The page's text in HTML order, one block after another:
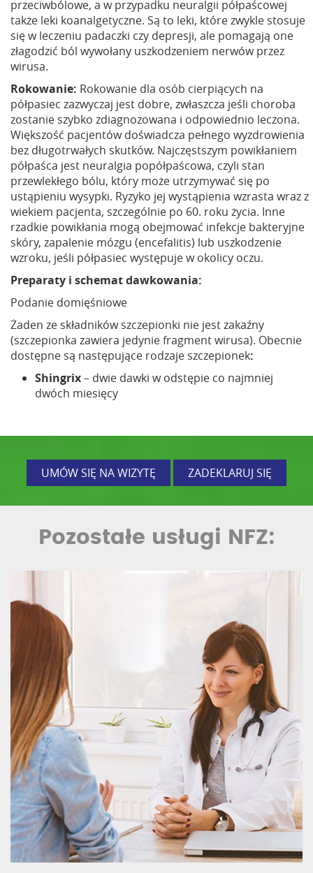
przeciwbólowe, a w przypadku neuralgii półpaścowej
także leki koanalgetyczne. Są to leki, które zwykle stosuje
się w leczeniu padaczki czy depresji, ale pomagają one
złagodzić ból wywołany uszkodzeniem nerwów przez
wirusa.
Rokowanie: Rokowanie dla osób cierpiących na
półpasiec zazwyczaj jest dobre, zwłaszcza jeśli choroba
zostanie szybko zdiagnozowana i odpowiednio leczona.
Większość pacjentów doświadcza pełnego wyzdrowienia
bez długotrwałych skutków. Najczęstszym powikłaniem
półpaśca jest neuralgia popółpaścowa, czyli stan
przewlekłego bólu, który może utrzymywać się po
ustąpieniu wysypki. Ryzyko jej wystąpienia wzrasta wraz z
wiekiem pacjenta, szczególnie po 60. roku życia. Inne
rzadkie powikłania mogą obejmować infekcje bakteryjne
skóry, zapalenie mózgu (encefalitis) lub uszkodzenie
wzroku, jeśli półpasiec występuje w okolicy oczu.
Preparaty i schemat dawkowania:
Podanie domięśniowe
Żaden ze składników szczepionki nie jest zakaźny
(szczepionka zawiera jedynie fragment wirusa). Obecnie
dostępne są następujące rodzaje szczepionek:
Shingrix– dwie dawki w odstępie co najmniej
dwóch miesięcy
UMÓW SIĘ NA WIZYTĘ ZADEKLARUJ SIĘ
Pozostałe usługi NFZ: